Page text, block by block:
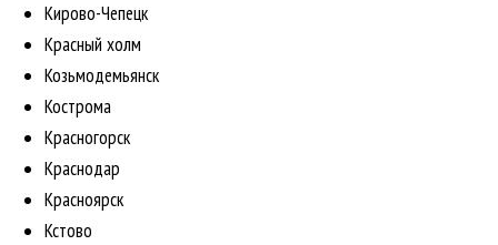
Кирово-Чепецк
Красный холм
Козьмодемьянск
Кострома
Красногорск
Краснодар
Красноярск
Кстово